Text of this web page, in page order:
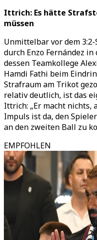
Ittrich: Es hätte
müssen
Unmittelbar vor dem
durch Enzo Fernández
dessen Teamkollege
Hamdi Fathi beim
Strafraum am Trikot
relativ deutlich, ist das
Ittrich: „Er macht nichts,
Impuls ist da, den
an den zweiten Ball zu
EMPFOHLEN